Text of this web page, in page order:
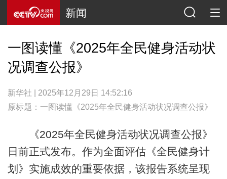
新闻
一图读懂《2025年全民健身活动状
况调查公报》
新华社 | 2025年12月29日 14:52:16
原标题：一图读懂《2025年全民健身活动状况调查公报》
《2025年全民健身活动状况调查公报》
日前正式发布。作为全面评估《全民健身计
划》实施成效的重要依据，该报告系统呈现